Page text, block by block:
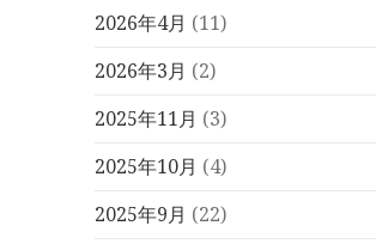
2026年4月 (11)
2026年3月 (2)
2025年11月 (3)
2025年10月 (4)
2025年9月 (22)